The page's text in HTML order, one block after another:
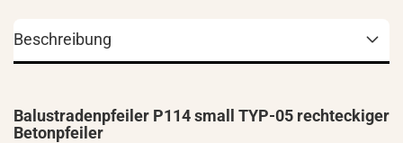
Beschreibung
Balustradenpfeiler P114 small TYP-05 rechteckiger
Betonpfeiler